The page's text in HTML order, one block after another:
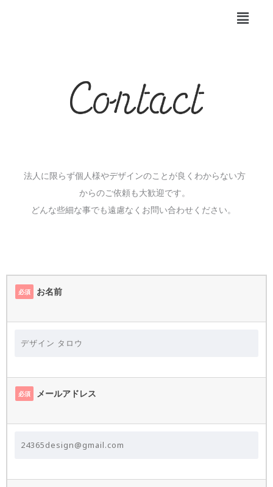
メ
ニ
法人に限らず個人様やデザインのことが良くわからない方
からのご依頼も大歓迎です。
どんな些細な事でも遠慮なくお問い合わせください。
必須 お名前
必須 メールアドレス